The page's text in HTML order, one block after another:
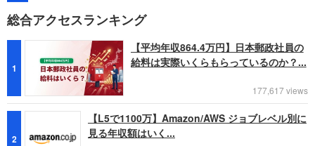
総合アクセスランキング
1
【平均年収864.4万円】日本郵政社員の
給料は実際いくらもらっているのか？...
177,617 views
2
【L5で1100万】Amazon/AWS ジョブレベル別に
見る年収額はいく...